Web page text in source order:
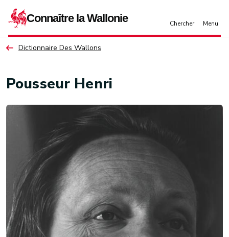
Dictionnaire Des Wallons
Pousseur Henri